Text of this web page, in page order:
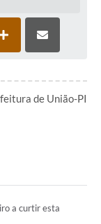
de União-PI
a curtir esta